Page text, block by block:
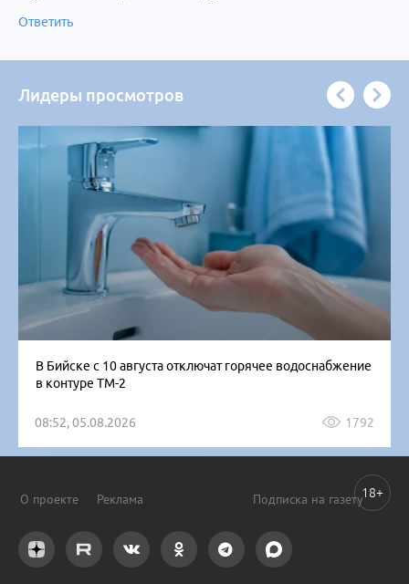
Ответить
Лидеры просмотров
В Бийске с 10 августа отключат горячее водоснабжение
в контуре ТМ-2
08:52, 05.08.2026 1792
О проекте Реклама Подписка на газету18+